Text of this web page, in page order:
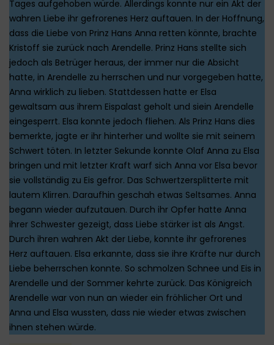
Tages aufgehoben würde. Allerdings konnte nur ein Akt der
wahren Liebe ihr gefrorenes Herz auftauen. In der Hoffnung,
dass die Liebe von Prinz Hans Anna retten könnte, brachte
Kristoff sie zurück nach Arendelle. Prinz Hans stellte sich
jedoch als Betrüger heraus, der immer nur die Absicht
hatte, in Arendelle zu herrschen und nur vorgegeben hatte,
Anna wirklich zu lieben. Stattdessen hatte er Elsa
gewaltsam aus ihrem Eispalast geholt und siein Arendelle
eingesperrt. Elsa konnte jedoch fliehen. Als Prinz Hans dies
bemerkte, jagte er ihr hinterher und wollte sie mit seinem
Schwert töten. In letzter Sekunde konnte Olaf Anna zu Elsa
bringen und mit letzter Kraft warf sich Anna vor Elsa bevor
sie vollständig zu Eis gefror. Das Schwertzersplitterte mit
lautem Klirren. Daraufhin geschah etwas Seltsames. Anna
begann wieder aufzutauen. Durch ihr Opfer hatte Anna
ihrer Schwester gezeigt, dass Liebe stärker ist als Angst.
Durch ihren wahren Akt der Liebe, konnte ihr gefrorenes
Herz auftauen. Elsa erkannte, dass sie ihre Kräfte nur durch
Liebe beherrschen konnte. So schmolzen Schnee und Eis in
Arendelle und der Sommer kehrte zurück. Das Königreich
Arendelle war von nun an wieder ein fröhlicher Ort und
Anna und Elsa wussten, dass nie wieder etwas zwischen
ihnen stehen würde.